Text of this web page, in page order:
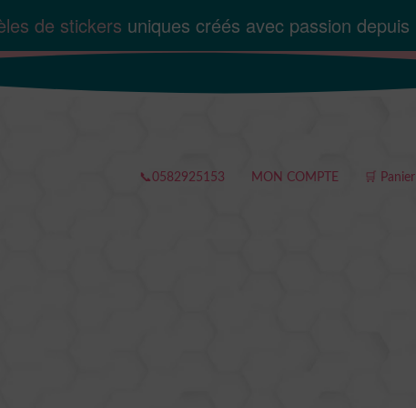
de stickers uniques créés avec passion depuis
📞0582925153 MON COMPTE 🛒 Panier